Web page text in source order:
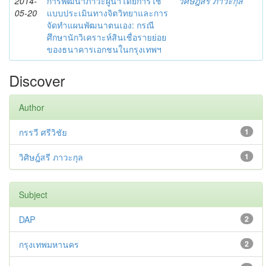
05-20
แบบประเมินทางจิตวิทยาและการ
จัดทำแผนพัฒนาตนเอง: กรณี
ศึกษานักวิเคราะห์สินเชื่อรายย่อย
ของธนาคารเอกชนในกรุงเทพฯ
Discover
Author
1
กรรวี ศรีวิชัย
1
วิศิษฎ์สรี ภาวะกุล
Subject
2
DAP
2
กรุงเทพมหานคร